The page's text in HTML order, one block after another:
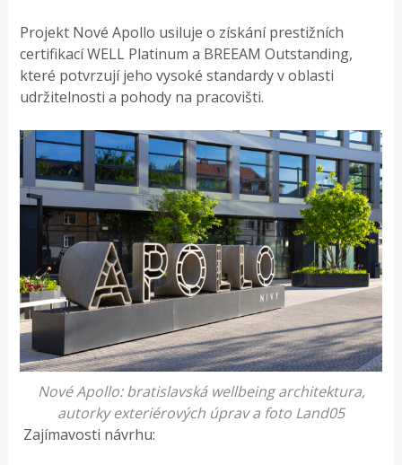
Projekt Nové Apollo usiluje o získání prestižních
certifikací WELL Platinum a BREEAM Outstanding,
které potvrzují jeho vysoké standardy v oblasti
udržitelnosti a pohody na pracovišti​.
Nové Apollo: bratislavská wellbeing architektura,
autorky exteriérových úprav a foto Land05
Zajímavosti návrhu: